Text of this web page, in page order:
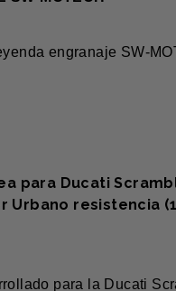
engranaje SW-
para Ducati
Urbano resistencia
para la Ducati